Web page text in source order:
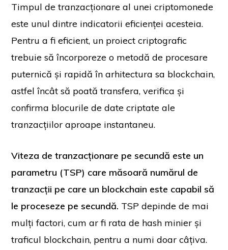
Timpul de tranzacționare al unei criptomonede
este unul dintre indicatorii eficienței acesteia.
Pentru a fi eficient, un proiect criptografic
trebuie să încorporeze o metodă de procesare
puternică și rapidă în arhitectura sa blockchain,
astfel încât să poată transfera, verifica și
confirma blocurile de date criptate ale
tranzacțiilor aproape instantaneu.
Viteza de tranzacționare pe secundă este un
parametru (TSP) care măsoară numărul de
tranzacții pe care un blockchain este capabil să
le proceseze pe secundă. TSP depinde de mai
mulți factori, cum ar fi rata de hash minier și
traficul blockchain, pentru a numi doar câțiva.